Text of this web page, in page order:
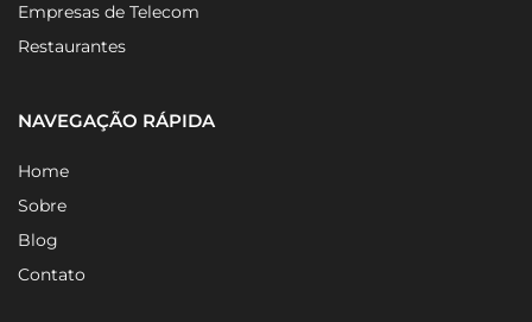
Empresas de Telecom
Restaurantes
NAVEGAÇÃO RÁPIDA
Home
Sobre
Blog
Contato